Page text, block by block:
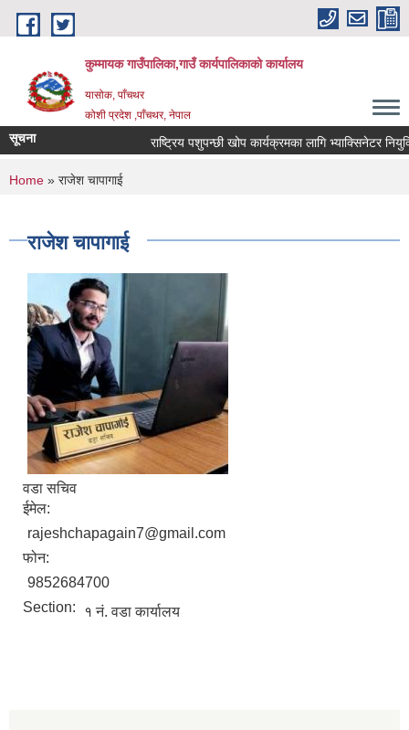
Skip to main content
कुम्मायक गाउँपालिका,गाउँ कार्यपालिकाको कार्यालय
यासोक, पाँचथर
कोशी प्रदेश ,पाँचथर, नेपाल
सूचना राष्ट्रिय पशुपन्छी खोप कार्यक्रमका लागि भ्याक्सिनेटर
You are here
Home » राजेश चापागाई
राजेश चापागाई
वडा सचिव
ईमेल:
rajeshchapagain7@gmail.com
फोन:
9852684700
Section:
१ नं. वडा कार्यालय